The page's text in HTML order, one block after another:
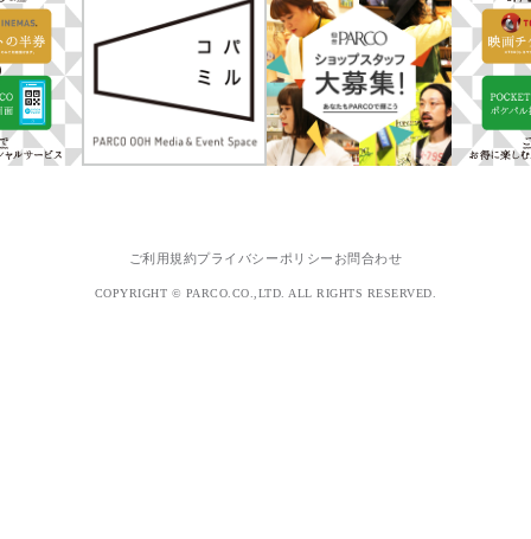
ご利用規約プライバシーポリシー お問合わせ
COPYRIGHT © PARCO.CO.,LTD. ALL RIGHTS RESERVED.